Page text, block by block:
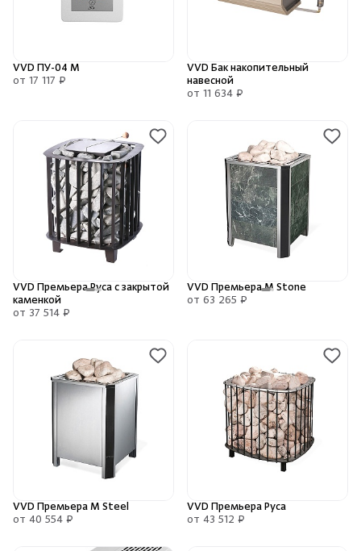
VVD ПУ-04 М
от 17 117 ₽
VVD Бак накопительный
навесной
от 11 634 ₽
VVD Премьера Руса с закрытой
каменкой
от 37 514 ₽
VVD Премьера М Stone
от 63 265 ₽
VVD Премьера М Steel
от 40 554 ₽
VVD Премьера Руса
от 43 512 ₽